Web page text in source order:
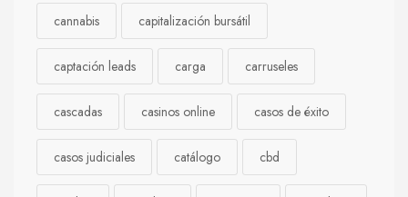
cannabis capitalización bursátil
captación leads carga carruseles
cascadas casinos online casos de éxito
casos judiciales catálogo cbd